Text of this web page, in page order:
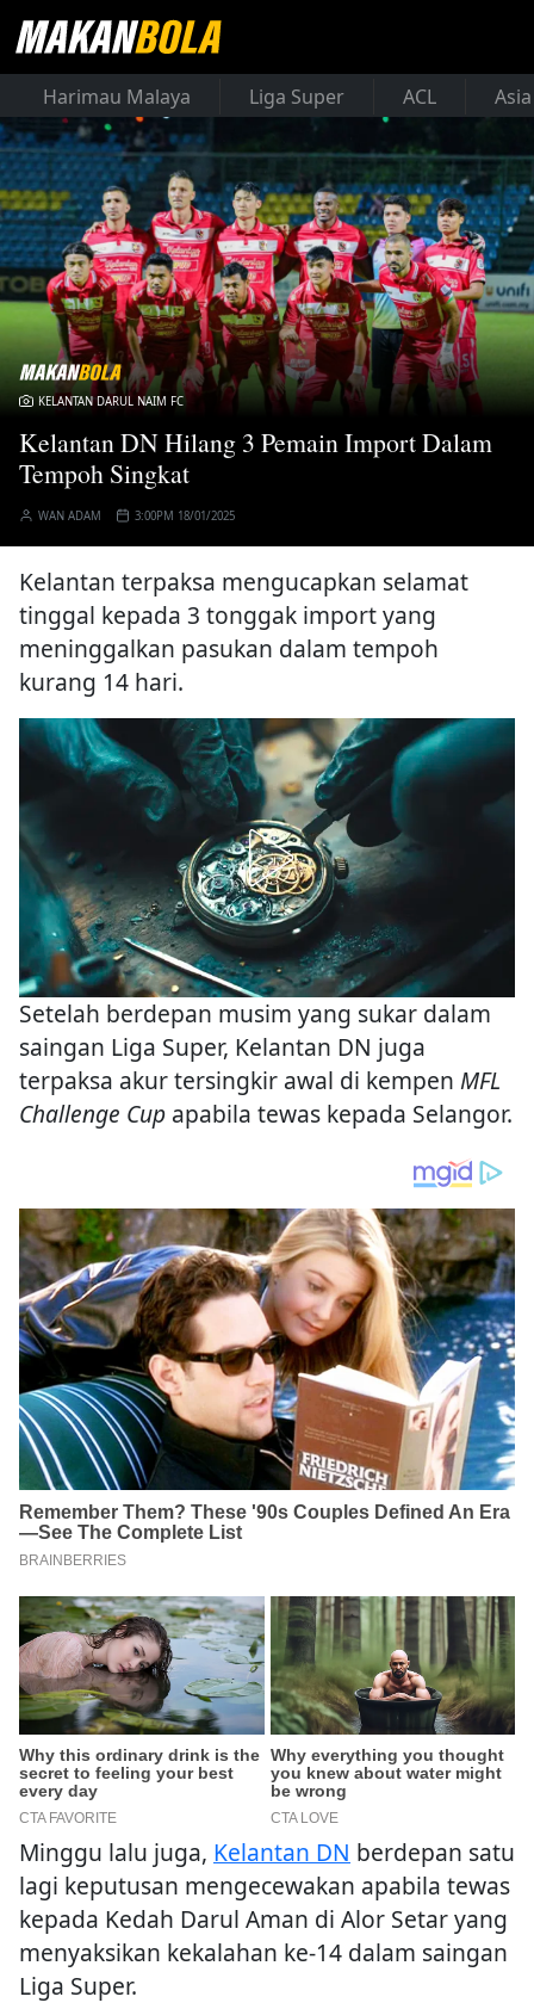
Harimau Malaya Liga Super ACL
KELANTAN DARUL NAIM FC
Kelantan DN Hilang 3 Pemain Import Dalam
Tempoh Singkat
WAN ADAM 3:00PM 18/01/2025
Kelantan terpaksa mengucapkan selamat
tinggal kepada 3 tonggak import yang
meninggalkan pasukan dalam tempoh
kurang 14 hari.
Setelah berdepan musim yang sukar dalam
saingan Liga Super, Kelantan DN juga
terpaksa akur tersingkir awal di kempen MFL
Challenge Cup apabila tewas kepada Selangor.
Minggu lalu juga, Kelantan DN berdepan satu
lagi keputusan mengecewakan apabila tewas
kepada Kedah Darul Aman di Alor Setar yang
menyaksikan kekalahan ke-14 dalam saingan
Liga Super.